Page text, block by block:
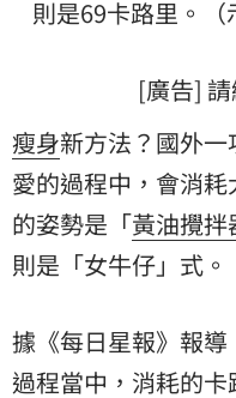
則是69卡路里。（
[廣告]
瘦身新方法？國外
愛的過程中，會消
的姿勢是「黃油攪拌
則是「女牛仔」式。
據《每日星報》報
過程當中，消耗的